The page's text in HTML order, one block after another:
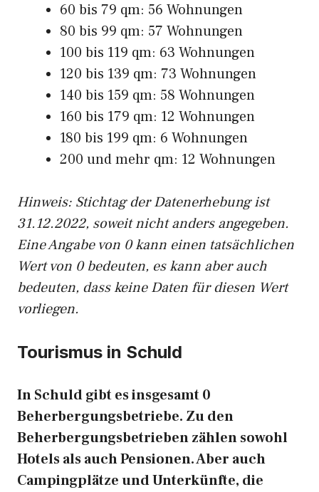
60 bis 79 qm: 56 Wohnungen
80 bis 99 qm: 57 Wohnungen
100 bis 119 qm: 63 Wohnungen
120 bis 139 qm: 73 Wohnungen
140 bis 159 qm: 58 Wohnungen
160 bis 179 qm: 12 Wohnungen
180 bis 199 qm: 6 Wohnungen
200 und mehr qm: 12 Wohnungen
Hinweis: Stichtag der Datenerhebung ist
31.12.2022, soweit nicht anders angegeben.
Eine Angabe von 0 kann einen tatsächlichen
Wert von 0 bedeuten, es kann aber auch
bedeuten, dass keine Daten für diesen Wert
vorliegen.
Tourismus in Schuld
In Schuld gibt es insgesamt 0
Beherbergungsbetriebe. Zu den
Beherbergungsbetrieben zählen sowohl
Hotels als auch Pensionen. Aber auch
Campingplätze und Unterkünfte, die